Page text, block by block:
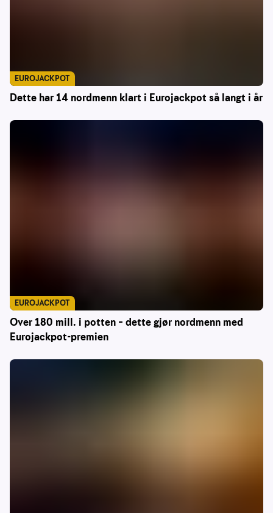
Dette har 14 nordmenn klart i Eurojackpot så langt i år
EUROJACKPOT
Over 180 mill. i potten – dette gjør nordmenn med
Eurojackpot-premien
EUROJACKPOT